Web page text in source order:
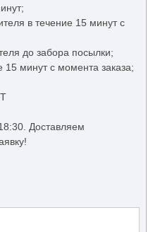
в течение 15 минут с
до забора посылки;
15 минут с момента заказа;
Доставляем